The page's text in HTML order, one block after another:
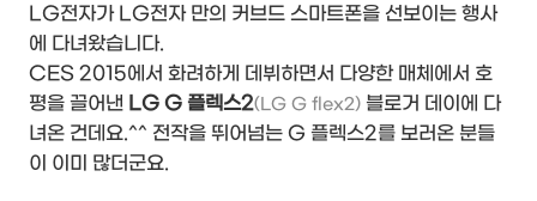
LG전자가 LG전자 만의 커브드 스마트폰을 선보이는 행사
에 다녀왔습니다.
CES 2015에서 화려하게 데뷔하면서 다양한 매체에서 호
평을 끌어낸 LG G 플렉스2(LG G flex2) 블로거 데이에 다
녀온 건데요.^^ 전작을 뛰어넘는 G 플렉스2를 보러온 분들
이 이미 많더군요.